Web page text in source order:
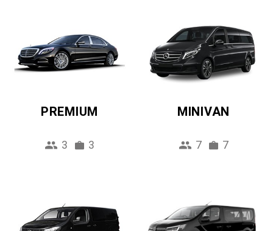
PREMIUM
3 3
MINIVAN
7 7